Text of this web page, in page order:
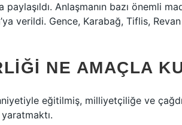
Anlaşmanın bazı önemli
verildi. Gence, Karabağ, Tiflis,
NE AMAÇLA
eğitilmiş, milliyetçiliğe ve